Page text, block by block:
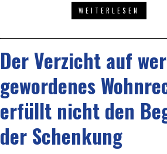
WEITERLESEN
Der Verzicht auf
gewordenes
erfüllt nicht den
der Schenkung